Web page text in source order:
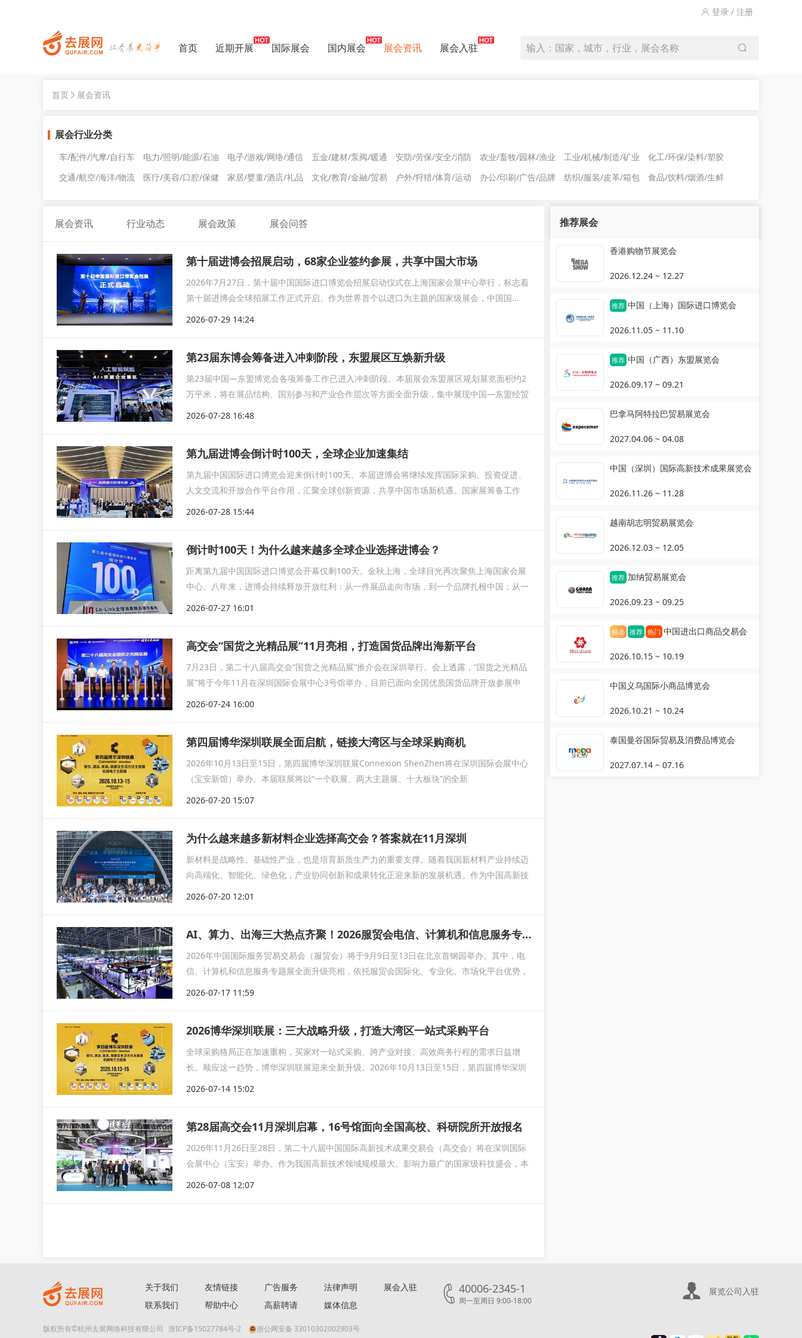
登录 / 注册
首页 近期开展 国际展会 国内展会 展会资讯 展会入驻 输入：国家，城市，行业，展会名称
首页 展会资讯
展会行业分类
车/配件/汽摩/自行车 电力/照明/能源/石油 电子/游戏/网络/通信 五金/建材/泵阀/暖通 安防/劳保/安全/消防 农业/畜牧/园林/渔业 工业/机械/制造/矿业
化工/环保/染料/塑胶
交通/航空/海洋/物流
医疗/美容/口腔/保健 家居/婴童/酒店/礼品 文化/教育/金融/贸易 户外/狩猎/体育/运动 办公/印刷/广告/品牌 纺织/服装/皮革/箱包 食品/饮料/烟酒/生鲜
展会资讯 行业动态 展会政策 展会问答
第十届进博会招展启动，68家企业签约参展，共享中国大市场
2026年7月27日，第十届中国国际进口博览会招展启动仪式在上海国家会展中心举行，标志着
第十届进博会全球招展工作正式开启。作为世界首个以进口为主题的国家级展会，中国国...
2026-07-29 14:24
第23届东博会筹备进入冲刺阶段，东盟展区互焕新升级
第23届中国—东盟博览会各项筹备工作已进入冲刺阶段。本届展会东盟展区规划展览面积约2
万平米，将在展品结构、国别参与和产业合作层次等方面全面升级，集中展现中国—东盟经贸
2026-07-28 16:48
第九届进博会倒计时100天，全球企业加速集结
第九届中国国际进口博览会迎来倒计时100天。本届进博会将继续发挥国际采购、投资促进、
人文交流和开放合作平台作用，汇聚全球创新资源，共享中国市场新机遇。国家展筹备工作
2026-07-28 15:44
倒计时100天！为什么越来越多全球企业选择进博会？
距离第九届中国国际进口博览会开幕仅剩100天。金秋上海，全球目光再次聚焦上海国家会展
中心。八年来，进博会持续释放开放红利：从一件展品走向市场，到一个品牌扎根中国；从一
2026-07-27 16:01
高交会“国货之光精品展”11月亮相，打造国货品牌出海新平台
7月23日，第二十八届高交会“国货之光精品展”推介会在深圳举行。会上透露，“国货之光精品
展”将于今年11月在深圳国际会展中心3号馆举办，目前已面向全国优质国货品牌开放参展申
2026-07-24 16:00
第四届博华深圳联展全面启航，链接大湾区与全球采购商机
2026年10月13日至15日，第四届博华深圳联展Connexion ShenZhen将在深圳国际会展中心
（宝安新馆）举办。本届联展将以“一个联展、两大主题展、十大板块”的全新
2026-07-20 15:07
为什么越来越多新材料企业选择高交会？答案就在11月深圳
新材料是战略性、基础性产业，也是培育新质生产力的重要支撑。随着我国新材料产业持续迈
向高端化、智能化、绿色化，产业协同创新和成果转化正迎来新的发展机遇。作为中国高新技
2026-07-20 12:01
AI、算力、出海三大热点齐聚！2026服贸会电信、计算机和信息服务专题展升级亮相
2026年中国国际服务贸易交易会（服贸会）将于9月9日至13日在北京首钢园举办。其中，电
信、计算机和信息服务专题展全面升级亮相，依托服贸会国际化、专业化、市场化平台优势，
2026-07-17 11:59
2026博华深圳联展：三大战略升级，打造大湾区一站式采购平台
全球采购格局正在加速重构，买家对一站式采购、跨产业对接、高效商务行程的需求日益增
长。顺应这一趋势，博华深圳联展迎来全新升级。2026年10月13日至15日，第四届博华深圳
2026-07-14 15:02
第28届高交会11月深圳启幕，16号馆面向全国高校、科研院所开放报名
2026年11月26日至28日，第二十八届中国国际高新技术成果交易会（高交会）将在深圳国际
会展中心（宝安）举办。作为我国高新技术领域规模最大、影响力最广的国家级科技盛会，本
2026-07-08 12:07
推荐展会
香港购物节展览会
2026.12.24 ~ 12.27
推荐 中国（上海）国际进口博览会
2026.11.05 ~ 11.10
推荐 中国（广西）东盟展览会
2026.09.17 ~ 09.21
巴拿马阿特拉巴贸易展览会
2027.04.06 ~ 04.08
中国（深圳）国际高新技术成果展览会
2026.11.26 ~ 11.28
越南胡志明贸易展览会
2026.12.03 ~ 12.05
推荐 加纳贸易展览会
2026.09.23 ~ 09.25
精选 推荐 热门 中国进出口商品交易会
2026.10.15 ~ 10.19
中国义乌国际小商品博览会
2026.10.21 ~ 10.24
泰国曼谷国际贸易及消费品博览会
2027.07.14 ~ 07.16
关于我们
联系我们
友情链接
帮助中心
广告服务
高薪聘请
法律声明
媒体信息
展会入驻 40006-2345-1
周一至周日 9:00-18:00
展览公司入驻
版权所有©杭州去展网络科技有限公司 浙ICP备15027784号-2 浙公网安备 33010302002903号